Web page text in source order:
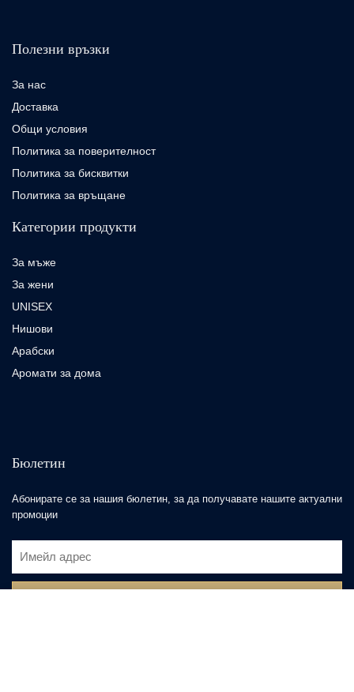
Полезни връзки
За нас
Доставка
Общи условия
Политика за поверителност
Политика за бисквитки
Политика за връщане
Категории продукти
За мъже
За жени
UNISEX
Нишови
Арабски
Аромати за дома
Бюлетин
Абонирате се за нашия бюлетин, за да получавате нашите актуални
промоции